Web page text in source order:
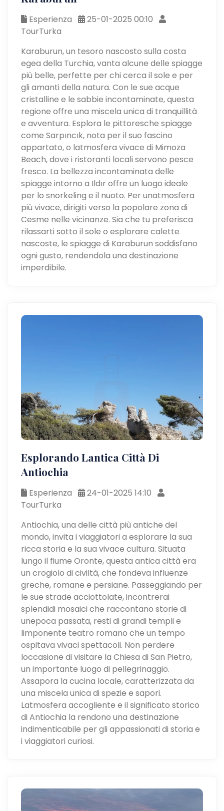
Esperienza
25-01-2025 00:10
TourTurka
Karaburun, un tesoro nascosto sulla costa
egea della Turchia, vanta alcune delle spiagge
più belle, perfette per chi cerca il sole e per
gli amanti della natura. Con le sue acque
cristalline e le sabbie incontaminate, questa
regione offre una miscela unica di tranquillità
e avventura. Esplora le pittoresche spiagge
come Sarpıncık, nota per il suo fascino
appartato, o latmosfera vivace di Mimoza
Beach, dove i ristoranti locali servono pesce
fresco. La bellezza incontaminata delle
spiagge intorno a Ildır offre un luogo ideale
per lo snorkeling e il nuoto. Per unatmosfera
più vivace, dirigiti verso la popolare zona di
Cesme nelle vicinanze. Sia che tu preferisca
rilassarti sotto il sole o esplorare calette
nascoste, le spiagge di Karaburun soddisfano
ogni gusto, rendendola una destinazione
imperdibile.
Esplorando Lantica Città Di
Antiochia
Esperienza
24-01-2025 14:10
TourTurka
Antiochia, una delle città più antiche del
mondo, invita i viaggiatori a esplorare la sua
ricca storia e la sua vivace cultura. Situata
lungo il fiume Oronte, questa antica città era
un crogiolo di civiltà, che fondeva influenze
greche, romane e persiane. Passeggiando per
le sue strade acciottolate, incontrerai
splendidi mosaici che raccontano storie di
unepoca passata, resti di grandi templi e
limponente teatro romano che un tempo
ospitava vivaci spettacoli. Non perdere
loccasione di visitare la Chiesa di San Pietro,
un importante luogo di pellegrinaggio.
Assapora la cucina locale, caratterizzata da
una miscela unica di spezie e sapori.
Latmosfera accogliente e il significato storico
di Antiochia la rendono una destinazione
indimenticabile per gli appassionati di storia e
i viaggiatori curiosi.